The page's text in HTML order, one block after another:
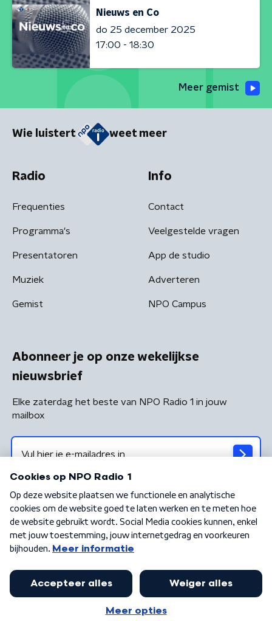
Nieuws en Co
do 25 december 2025
17:00 - 18:30
Meer gemist
Wie luistert weet meer
Radio
Frequenties
Programma's
Presentatoren
Muziek
Gemist
Info
Contact
Veelgestelde vragen
App de studio
Adverteren
NPO Campus
Abonneer je op onze wekelijkse
nieuwsbrief
Elke zaterdag het beste van NPO Radio 1 in jouw
mailbox
Algemene voorwaarden